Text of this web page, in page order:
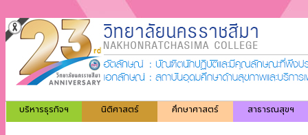
บริหารธุรกิจฯ นิติศาสตร์ ศึกษาศาสตร์ สาธารณสุขฯ